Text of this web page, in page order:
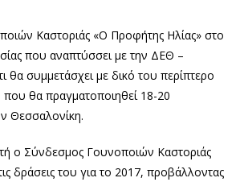
Καστοριάς «Ο Προφήτης Ηλίας» στο
που αναπτύσσει με την ΔΕΘ –
θα συμμετάσχει με δικό του περίπτερο
θα πραγματοποιηθεί 18-20
Θεσσαλονίκη.
ο Σύνδεσμος Γουνοποιών Καστοριάς
δράσεις του για το 2017, προβάλλοντας